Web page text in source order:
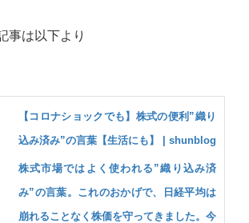
事は以下より
【コロナショックでも】株式の便利”織り
込み済み”の言葉【生活にも】 | shunblog
株式市場ではよく使われる”織り込み済
み”の言葉。これのおかげで、日経平均は
崩れることなく株価を守ってきました。今